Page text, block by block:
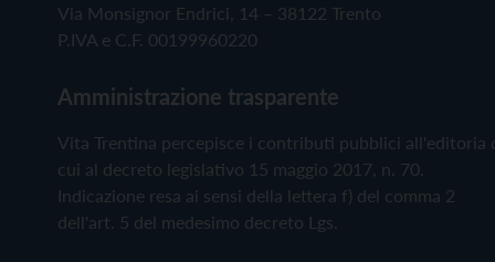
Via Monsignor Endrici, 14 – 38122 Trento
P.IVA e C.F. 00199960220
Amministrazione trasparente
Vita Trentina percepisce i contributi pubblici all'editoria
cui al decreto legislativo 15 maggio 2017, n. 70.
Indicazione resa ai sensi della lettera f) del comma 2
dell'art. 5 del medesimo decreto Lgs.